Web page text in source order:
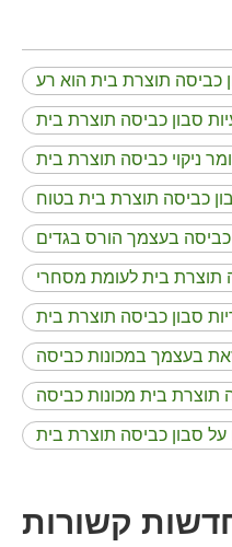
כביסה תוצרת בית הוא רע
סבון כביסה תוצרת בית
ניקוי כביסה תוצרת בית
כביסה תוצרת בית בטוח
כביסה בעצמך הורס בגדים
תוצרת בית לעומת מסחרי
סבון כביסה תוצרת בית
בעצמך במכונות כביסה
תוצרת בית מכונות כביסה
על סבון כביסה תוצרת בית
קשורות